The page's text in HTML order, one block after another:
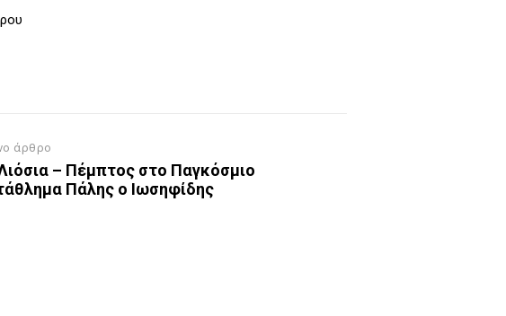
άρθρο
– Πέμπτος στο Παγκόσμιο
Πάλης ο Ιωσηφίδης